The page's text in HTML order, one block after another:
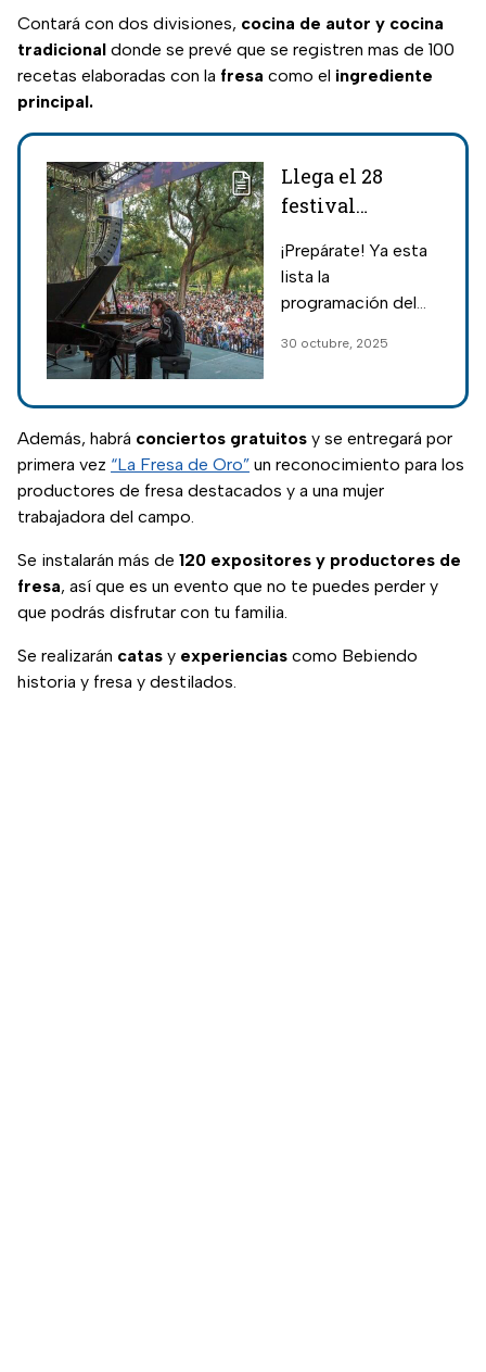
Contará con dos divisiones, cocina de autor y cocina
tradicional donde se prevé que se registren mas de 100
recetas elaboradas con la fresa como el ingrediente
principal.
Llega el 28
festival
fechas y artistas
¡Prepárate! Ya esta
lista la
programación del
este año habrá
Polonia, Estados
Unidos, Madrid,
Italia y Países Bajos.
30 octubre, 2025
Además, habrá conciertos gratuitos y se entregará por
primera vez “La Fresa de Oro” un reconocimiento para los
productores de fresa destacados y a una mujer
trabajadora del campo.
Se instalarán más de 120 expositores y productores de
fresa, así que es un evento que no te puedes perder y
que podrás disfrutar con tu familia.
Se realizarán catas y experiencias como Bebiendo
historia y fresa y destilados.